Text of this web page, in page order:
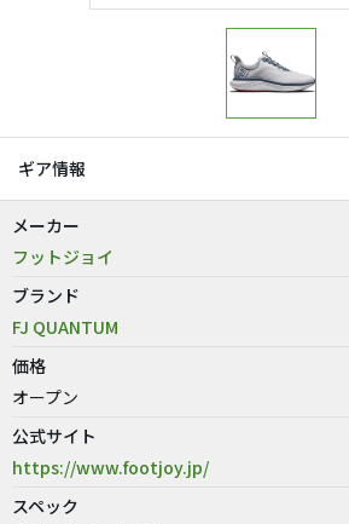
ギア情報
メーカー
フットジョイ
ブランド
FJ QUANTUM
価格
オープン
公式サイト
https://www.footjoy.jp/
スペック